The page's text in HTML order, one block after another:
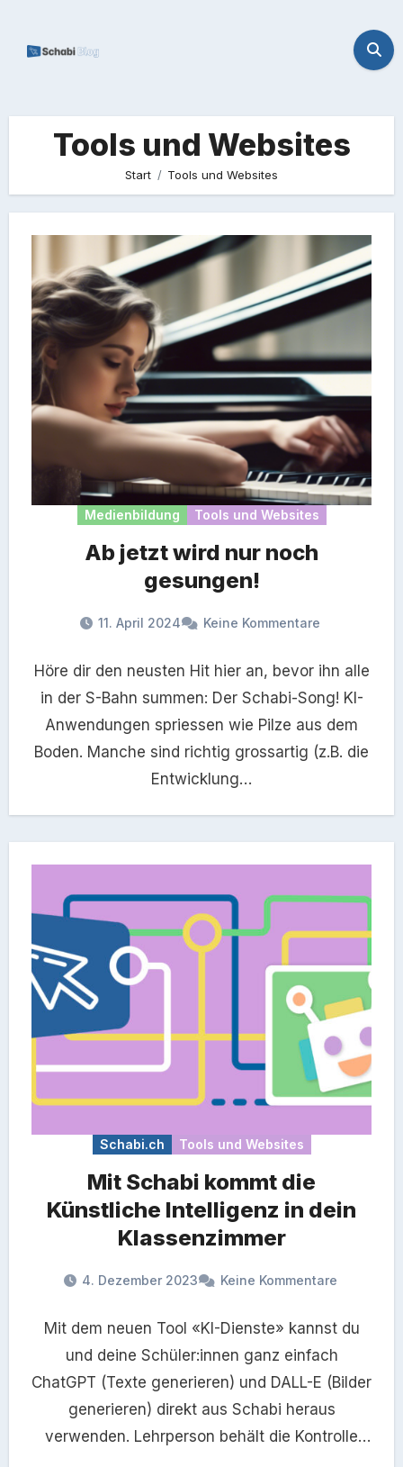
springen
Tools und Websites
Start Tools und Websites
Medienbildung Tools und Websites
Ab jetzt wird nur noch
gesungen!
11. April 2024 Keine Kommentare
Höre dir den neusten Hit hier an, bevor ihn alle
in der S-Bahn summen: Der Schabi-Song! KI-
Anwendungen spriessen wie Pilze aus dem
Boden. Manche sind richtig grossartig (z.B. die
Entwicklung…
Schabi.ch Tools und Websites
Mit Schabi kommt die
Künstliche Intelligenz in dein
Klassenzimmer
4. Dezember 2023 Keine Kommentare
Mit dem neuen Tool «KI-Dienste» kannst du
und deine Schüler:innen ganz einfach
ChatGPT (Texte generieren) und DALL-E (Bilder
generieren) direkt aus Schabi heraus
verwenden. Lehrperson behält die Kontrolle